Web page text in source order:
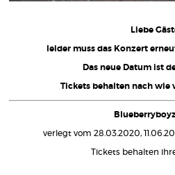
Liebe
leider muss das Konzert
Das neue Datum ist
Tickets behalten nach wie
verlegt vom 28.03.2020,
Tickets behalten